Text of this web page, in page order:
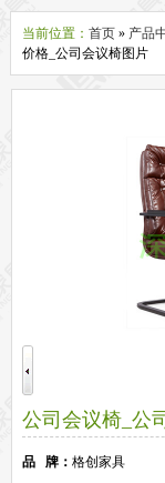
会议桌
办公椅系列
休闲椅
老板大班椅 职
茶
间
培训桌
公共区域家具系列
他们正在使用格创家具
无纸化会议系统案例
当前位置： 首页» 产品
价格_公司会议椅图片
公司会议椅_公
品 牌： 格创家具